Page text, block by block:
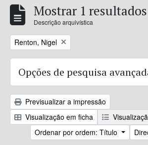
Mostrar 1 resultados
Descrição arquivística
Remove filter:
Renton, Nigel
Opções de pesquisa
Previsualizar a impressão
Visualização em ficha
Ordenar por ordem: Título